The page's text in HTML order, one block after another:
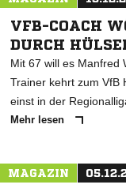
VFB-COACH
DURCH
Mit 67 will es Manfred
Trainer kehrt zum VfB
einst in der
Mehr lesen
MAGAZIN